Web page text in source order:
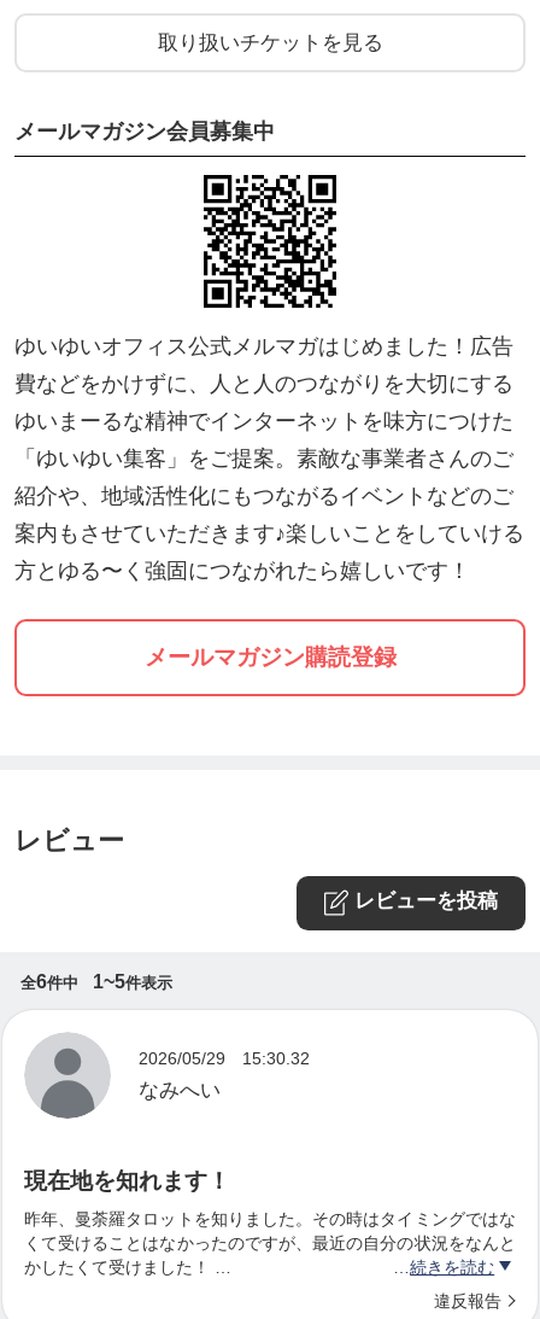
とかお釈迦様とか言われてもピンとこないことがあ
るかと思うのですが、
けるなんて、最高過ぎます！！葵さんほんと素晴ら
＝＝＝＝＝＝＝＝＝＝＝＝＝＝＝＝＝＝
きながら、より伝わる鑑定をお届けしていこうかと
思います。
鑑定を聞いた翌日には何を言われたのか覚えてない
こともあるかと思いますが、まとめる能力に優れて
いるAIのチカラで視覚的にもよりより未来がイメー
ジしやすい鑑定書で、より鑑定結果を活かしていた
して、事業者の方へWEBコンサル、HP制作やSNS
要なWEBや宣伝媒体の作成をはじめ、イベント企画
て、様々な事業者の方たちとのご縁をいただき、た
くさんのことを経験させていただいてきました。
私が、WEBコンサルタントとして、事業・お仕事を
10年以上してきて感じることは、その方の人生、家
族関係や、人間関係、金運などなど、様々な周りの
状況や、見えない宇宙の法則なども大きく事業の結
果、人生の結果に影響を与えてるなと実感していま
取り扱いチケットを見る
メールマガジン会員募集中
ゆいゆいオフィス公式メルマガはじめました！広告
費などをかけずに、人と人のつながりを大切にする
ゆいまーるな精神でインターネットを味方につけた
「ゆいゆい集客」をご提案。素敵な事業者さんのご
紹介や、地域活性化にもつながるイベントなどのご
案内もさせていただきます♪楽しいことをしていける
方とゆる〜く強固につながれたら嬉しいです！
メールマガジン購読登録
レビュー
レビューを投稿
全6件中 1~5件表示
2026/05/29 15:30.32
なみへい
現在地を知れます！
昨年、曼荼羅タロットを知りました。その時はタイミングではな
くて受けることはなかったのですが、最近の自分の状況をなんと
かしたくて受けました！
そして、今、やることが見えました！え〜そうなの〜？という感
続きを読む
違反報告